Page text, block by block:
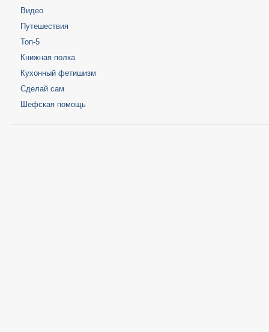
Видео
Путешествия
Топ-5
Книжная полка
Кухонный фетишизм
Сделай сам
Шефская помощь